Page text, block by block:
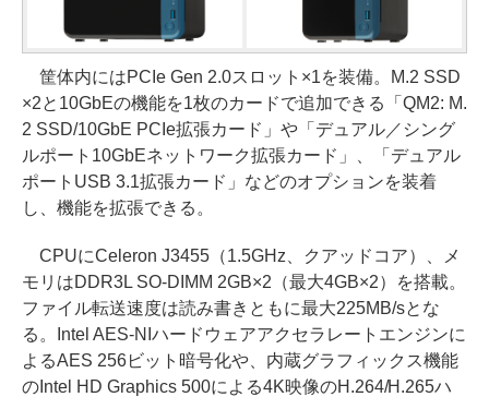
筐体内にはPCIe Gen 2.0スロット×1を装備。M.2 SSD
×2と10GbEの機能を1枚のカードで追加できる「QM2: M.
2 SSD/10GbE PCIe拡張カード」や「デュアル／シング
ルポート10GbEネットワーク拡張カード」、「デュアル
ポートUSB 3.1拡張カード」などのオプションを装着
し、機能を拡張できる。
CPUにCeleron J3455（1.5GHz、クアッドコア）、メ
モリはDDR3L SO-DIMM 2GB×2（最大4GB×2）を搭載。
ファイル転送速度は読み書きともに最大225MB/sとな
る。Intel AES-NIハードウェアアクセラレートエンジンに
よるAES 256ビット暗号化や、内蔵グラフィックス機能
のIntel HD Graphics 500による4K映像のH.264/H.265ハ